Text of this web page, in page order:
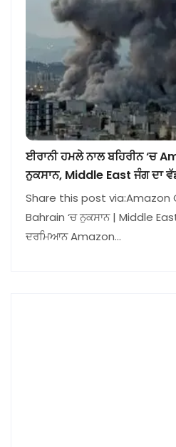
ਈਰਾਨੀ ਹਮਲੇ ਨਾਲ ਬਹਿਰੀਨ ‘ਚ
ਨੁਕਸਾਨ, Middle East ਜੰਗ ਦਾ
Share this post via:Amazon
Bahrain ‘ਚ ਨੁਕਸਾਨ | Middle
ਦਰਮਿਆਨ Amazon…